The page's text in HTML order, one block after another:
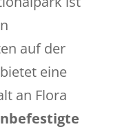
auf der
eine
an Flora